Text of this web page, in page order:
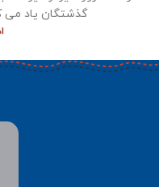
گذشتگان یاد می